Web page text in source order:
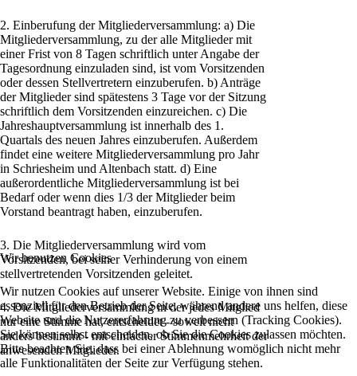
2. Einberufung der Mitgliederversammlung: a) Die
Mitgliederversammlung, zu der alle Mitglieder mit
einer Frist von 8 Tagen schriftlich unter Angabe der
Tagesordnung einzuladen sind, ist vom Vorsitzenden
oder dessen Stellvertretern einzuberufen. b) Anträge
der Mitglieder sind spätestens 3 Tage vor der Sitzung
schriftlich dem Vorsitzenden einzureichen. c) Die
Jahreshauptversammlung ist innerhalb des 1.
Quartals des neuen Jahres einzuberufen. Außerdem
findet eine weitere Mitgliederversammlung pro Jahr
in Schriesheim und Altenbach statt. d) Eine
außerordentliche Mitgliederversammlung ist bei
Bedarf oder wenn dies 1/3 der Mitglieder beim
Vorstand beantragt haben, einzuberufen.
3. Die Mitgliederversammlung wird vom
Vorsitzenden, bei seiner Verhinderung von einem
stellvertretenden Vorsitzenden geleitet.
4. Die Mitgliederversammlung in der jedes Mitglied
nur eine Stimme hat, entscheidet - soweit nicht
anders bestimmt - mit einfacher Stimmenmehrheit der
anwesenden Mitglieder.
Wir benutzen Cookies
Wir nutzen Cookies auf unserer Website. Einige von ihnen sind
essenziell für den Betrieb der Seite, während andere uns helfen, diese
Website und die Nutzererfahrung zu verbessern (Tracking Cookies).
Sie können selbst entscheiden, ob Sie die Cookies zulassen möchten.
Bitte beachten Sie, dass bei einer Ablehnung womöglich nicht mehr
alle Funktionalitäten der Seite zur Verfügung stehen.